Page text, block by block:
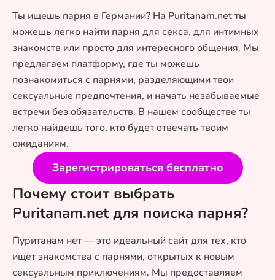
Ты ищешь парня в Германии? На Puritanam.net ты
можешь легко найти парня для секса, для интимных
знакомств или просто для интересного общения. Мы
предлагаем платформу, где ты можешь
познакомиться с парнями, разделяющими твои
сексуальные предпочтения, и начать незабываемые
встречи без обязательств. В нашем сообществе ты
легко найдешь того, кто будет отвечать твоим
ожиданиям.
Зарегистрироваться бесплатно
Почему стоит выбрать
Puritanam.net для поиска парня?
Пуританам нет — это идеальный сайт для тех, кто
ищет знакомства с парнями, открытых к новым
сексуальным приключениям. Мы предоставляем